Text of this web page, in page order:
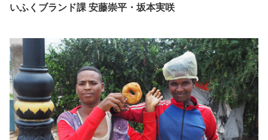
いふくブランド課 安藤崇平・坂本実咲